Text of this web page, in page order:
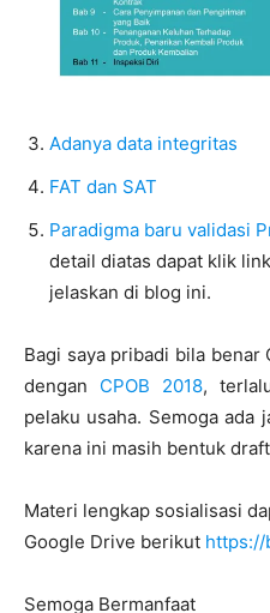
Adanya data integritas
FAT dan SAT
Paradigma baru validasi
detail diatas dapat klik
jelaskan di blog ini.
Bagi saya pribadi bila benar
dengan CPOB 2018,
pelaku usaha. Semoga ada
karena ini masih bentuk
Materi lengkap sosialisasi
Google Drive berikut https://
Semoga Bermanfaat